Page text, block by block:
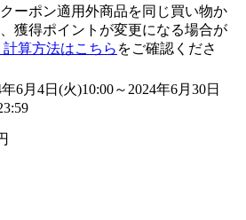
ーポン適用外商品を同じ買い物か
獲得ポイントが変更になる場合が
算方法はこちら をご確認くださ
6月4日(火)10:00～2024年6月30日